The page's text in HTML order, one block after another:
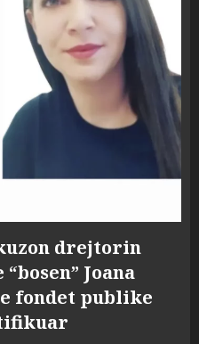
drejtorin
Joana
fondet publike